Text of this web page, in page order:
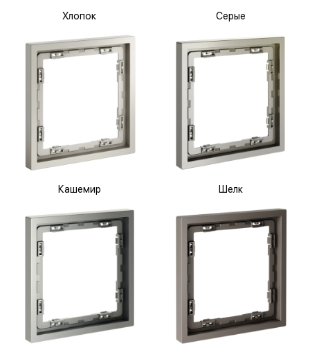
Хлопок Серые
Кашемир Шелк